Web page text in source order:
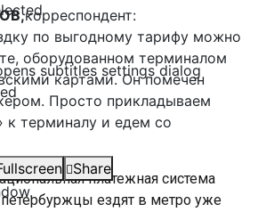
subtitles settings dialog
Share
корреспондент:
по выгодному тарифу можно
оборудованном терминалом
картами. Он помечен
Просто прикладываем
к терминалу и едем со
платежная система
ездят в метро уже